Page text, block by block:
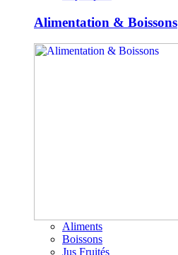
Alimentation & Boissons
Aliments
Boissons
Jus Fruités